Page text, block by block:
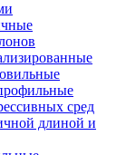
сред
длиной и